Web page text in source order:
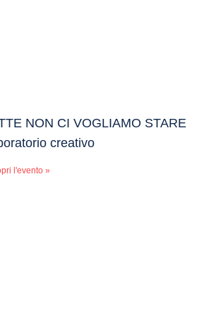
NON CI VOGLIAMO STARE
creativo
l'evento »